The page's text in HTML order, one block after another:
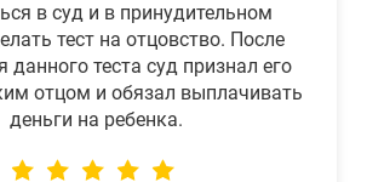
в суд и в принудительном
тест на отцовство. После
данного теста суд признал его
отцом и обязал выплачивать
деньги на ребенка.